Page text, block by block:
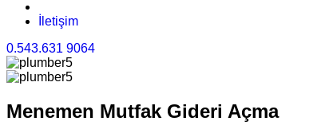
İletişim
0.543.631 9064
Menemen Mutfak Gideri Açma